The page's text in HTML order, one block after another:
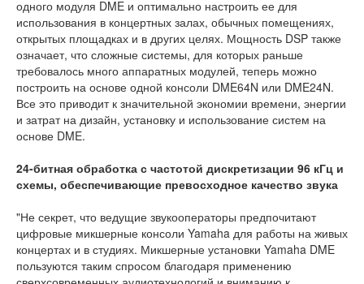
одного модуля DME и оптимально настроить ее для
использования в концертных залах, обычных помещениях,
открытых площадках и в других целях. Мощность DSP также
означает, что сложные системы, для которых раньше
требовалось много аппаратных модулей, теперь можно
построить на основе одной консоли DME64N или DME24N.
Все это приводит к значительной экономии времени, энергии
и затрат на дизайн, установку и использование систем на
основе DME.
24-битная обработка с частотой дискретизации 96 кГц и
схемы, обеспечивающие превосходное качество звука
"Не секрет, что ведущие звукооператоры предпочитают
цифровые микшерные консоли Yamaha для работы на живых
концертах и в студиях. Микшерные установки Yamaha DME
пользуются таким спросом благодаря применению